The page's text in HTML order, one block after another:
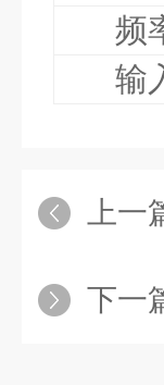
频
输
上一
下一